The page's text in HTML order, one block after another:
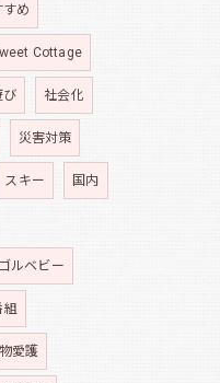
すめ
Cottage
び 社会化
災害対策
スキー 国内
ルベビー
組
愛護